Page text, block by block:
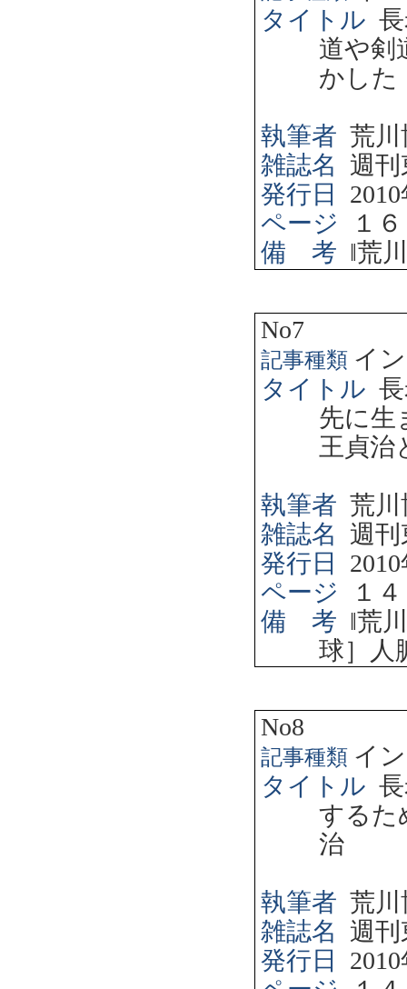
タイトル
道や剣
かし
執筆者 荒川
雑誌名
週
発行日
2010
ページ
１
備 考 ‖荒
No7
記事種類 イ
タイトル
先に
王貞治
執筆者 荒川
雑誌名
週
発行日
2010
ページ
１
備 考 ‖荒
球］人
No8
記事種類 イ
タイトル
する
治
執筆者 荒川
雑誌名
週
発行日
2010